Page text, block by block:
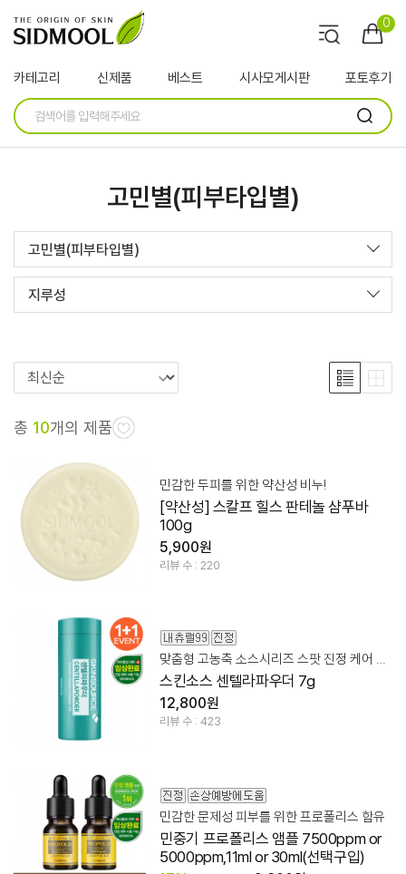
0
카테고리 신제품 베스트 시사모게시판 포토후기
고민별(피부타입별)
고민별(피부타입별)
지루성
총 10개의 제품
민감한 두피를 위한 약산성 비누!
[약산성] 스칼프 힐스 판테놀 샴푸바
100g
5,900원
리뷰 수 : 220
맞춤형 고농축 소스시리즈 스팟 진정 케어 파우더
스킨소스 센텔라파우더 7g
12,800원
리뷰 수 : 423
민감한 문제성 피부를 위한 프로폴리스 함유
민중기 프로폴리스 앰플 7500ppm or
5000ppm,11ml or 30ml(선택구입)